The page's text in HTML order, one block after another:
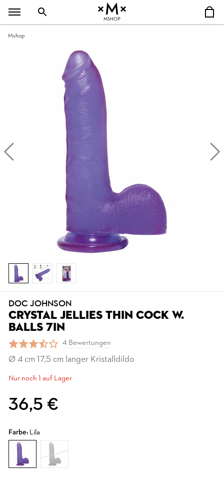
MSHOP
Mshop
DOC JOHNSON
CRYSTAL JELLIES THIN COCK W.
BALLS 7IN
4 Bewertungen
Ø 4 cm 17,5 cm langer Kristalldildo
Nur noch 1 auf Lager
36,5 €
Farbe: Lila